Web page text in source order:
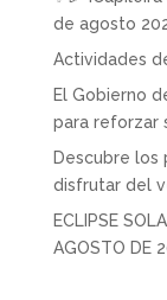
de agosto
Actividades
El Gobierno
para reforzar
Descubre los
disfrutar del
ECLIPSE
AGOSTO DE